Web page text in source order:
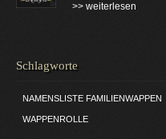
>> weiterlesen
Schlagworte
NAMENSLISTE FAMILIENWAPPEN
WAPPENROLLE